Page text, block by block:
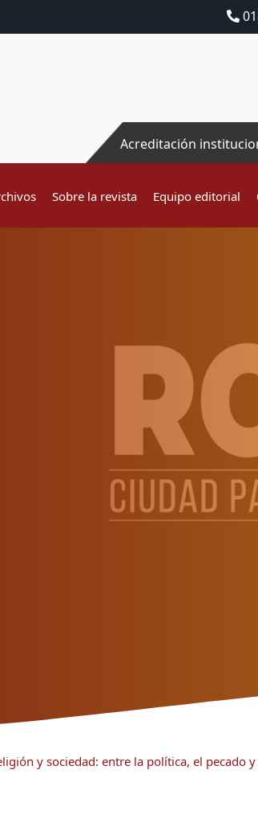
Acreditación
Sobre la revista Equipo editorial
y sociedad: entre la política, el pecado